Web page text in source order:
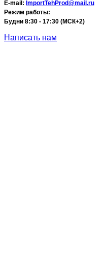
E-mail: ImportTehProd@mail.ru
Режим работы:
Будни 8:30 - 17:30 (МСК+2)
Написать нам